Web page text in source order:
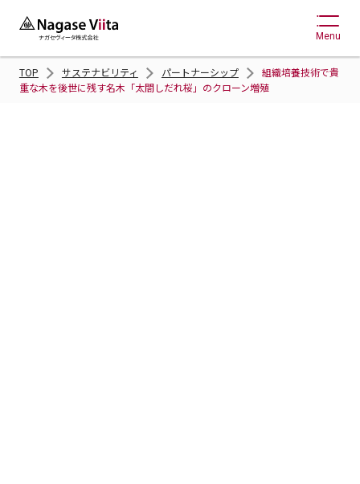
Menu
TOP サステナビリティ パートナーシップ
組織培養技術で貴
重な木を後世に残す名木「太閤しだれ桜」のクローン増殖